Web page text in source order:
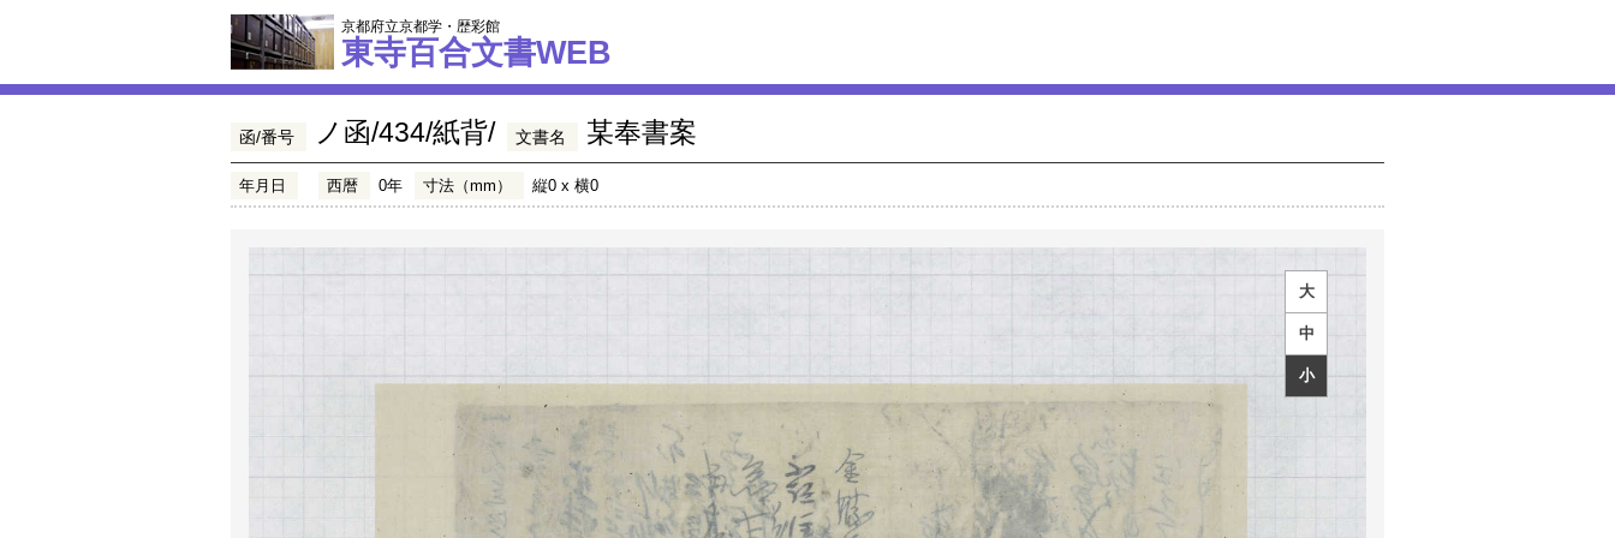
京都府立京都学・歴彩館
東寺百合文書WEB
函/番号 ノ函/434/紙背/ 文書名 某奉書案
年月日 西暦 0年 寸法（mm） 縦0 x 横0
大
中
小